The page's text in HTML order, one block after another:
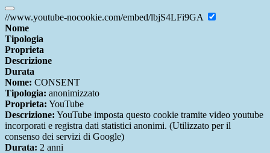
//www.youtube-nocookie.com/embed/lbjS4LFi9GA
Nome
Tipologia
Proprieta
Descrizione
Durata
Nome: CONSENT
Tipologia: anonimizzato
Proprieta: YouTube
Descrizione: YouTube imposta questo cookie tramite video youtube
incorporati e registra dati statistici anonimi. (Utilizzato per il
consenso dei servizi di Google)
Durata: 2 anni